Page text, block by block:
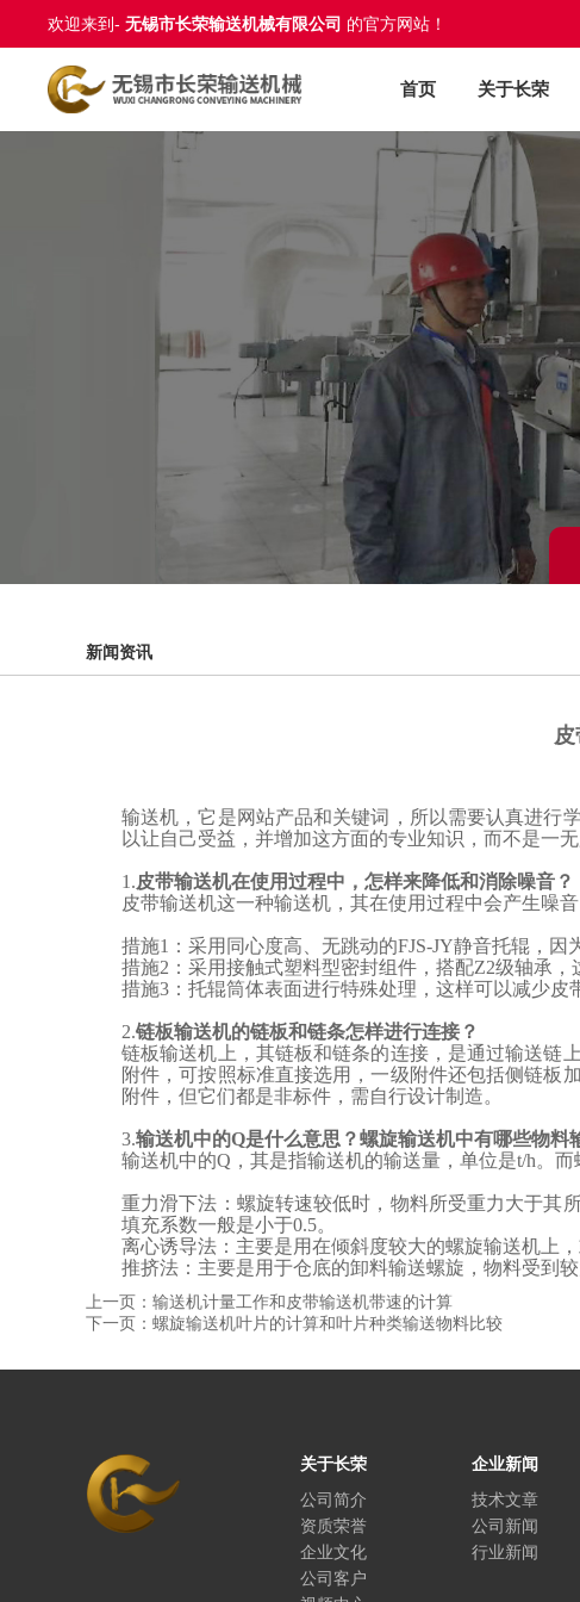
欢迎来到- 无锡市长荣输送机械有限公司 的官方网站！
首页 关于长荣
新闻资讯
输送机，它是网站产品和关键词，所以需要认真进行
以让自己受益，并增加这方面的专业知识，而不是一无
1.皮带输送机在使用过程中，怎样来降低和消除噪音？
皮带输送机这一种输送机，其在使用过程中会产生噪
措施1：采用同心度高、无跳动的FJS-JY静音托辊 ，因
措施2：采用接触式塑料型密封组件 ，搭配Z2级轴承
措施3：托辊筒体表面进行特殊处理，这样可以减少皮
2.链板输送机的链板和链条怎样进行连接？
链板输送机上，其链板和链条的连接，是通过输送链
附件，可按照标准直接选用，一级附件还包括侧链板
附件，但它们都是非标件，需自行设计制造。
3.输送机中的Q是什么意思？螺旋输送机中有哪些物料
输送机中的Q ，其是指输送机的输送量，单位是t/h。而
重力滑下法 ：螺旋转速较低时，物料所受重力大于
填充系数一般是小于0.5。
离心诱导法 ：主要是用在倾斜度较大的螺旋输送机上
推挤法 ：主要是用于仓底的卸料输送螺旋 ，物料受到
上一页：输送机计量工作和皮带输送机带速的计算
下一页：螺旋输送机叶片的计算和叶片种类输送物料比较
关于长荣
公司简介
资质荣誉
企业文化
公司客户
企业新闻
技术文章
公司新闻
行业新闻